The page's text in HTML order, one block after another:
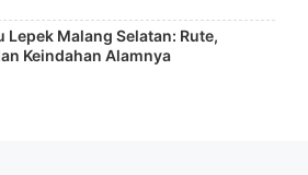
Lepek Malang Selatan: Rute,
Keindahan Alamnya